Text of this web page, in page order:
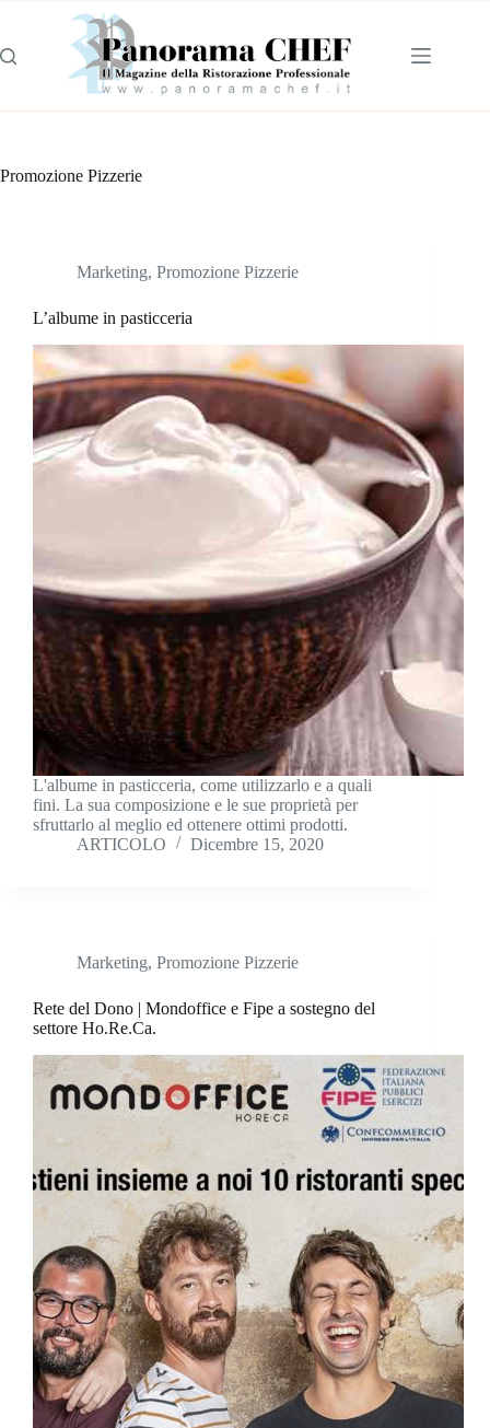
Promozione Pizzerie
Marketing, Promozione Pizzerie
L’albume in pasticceria
L'albume in pasticceria, come utilizzarlo e a quali
fini. La sua composizione e le sue proprietà per
sfruttarlo al meglio ed ottenere ottimi prodotti.
ARTICOLO
Dicembre 15, 2020
Marketing, Promozione Pizzerie
Rete del Dono | Mondoffice e Fipe a sostegno del
settore Ho.Re.Ca.